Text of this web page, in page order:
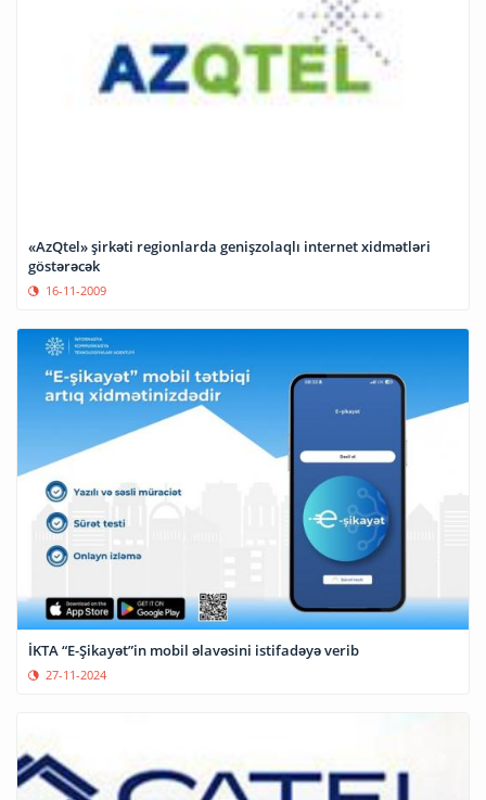
«AzQtel» şirkəti regionlarda genişzolaqlı internet xidmətləri
göstərəcək
16-11-2009
İKTA “E-Şikayət”in mobil əlavəsini istifadəyə verib
27-11-2024